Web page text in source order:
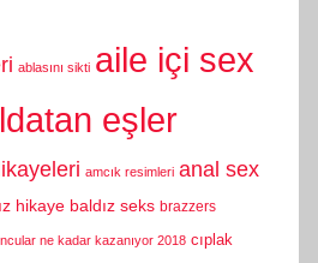
ablasını sikti aile içi sex
eşler
amcık resimleri anal sex
hikaye baldız seks brazzers
ne kadar kazanıyor 2018 cıplak